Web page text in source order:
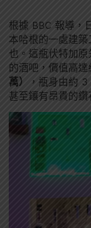
根據 BBC 報導，
本哈根的一處建
也。這瓶伏特加
的酒吧，價值高達
萬）
，瓶身由約
甚至鑲有昂貴的鑽